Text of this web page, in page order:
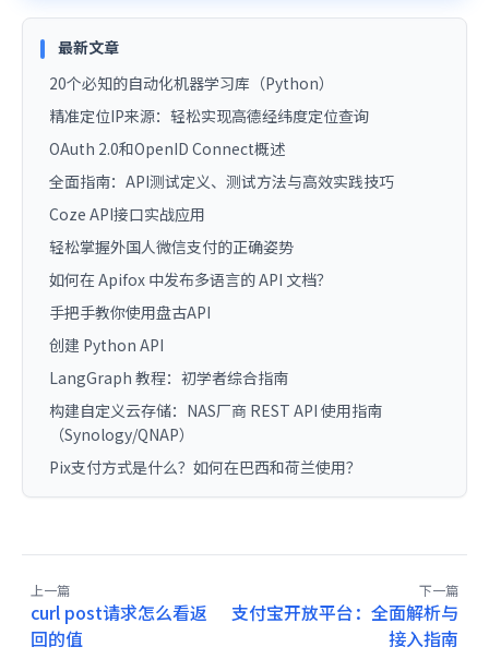
最新文章
20个必知的自动化机器学习库（Python）
精准定位IP来源：轻松实现高德经纬度定位查询
OAuth 2.0和OpenID Connect概述
全面指南：API测试定义、测试方法与高效实践技巧
Coze API接口实战应用
轻松掌握外国人微信支付的正确姿势
如何在 Apifox 中发布多语言的 API 文档？
手把手教你使用盘古API
创建 Python API
LangGraph 教程：初学者综合指南
构建自定义云存储：NAS厂商 REST API 使用指南
（Synology/QNAP）
Pix支付方式是什么？如何在巴西和荷兰使用？
上一篇
curl post请求怎么看返
回的值
下一篇
支付宝开放平台：全面解析与
接入指南